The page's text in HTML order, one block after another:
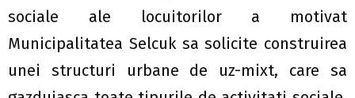
sociale ale locuitorilor a motivat
Municipalitatea Selcuk sa solicite construirea
unei structuri urbane de uz-mixt, care sa